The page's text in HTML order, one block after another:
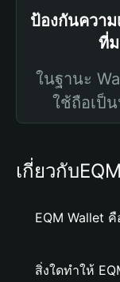
ป้องกันควา
ที่
ในฐานะ
ใช้ถือเป็
เกี่ยวกับ
EQM Wallet คื
สิ่งใดทำให้